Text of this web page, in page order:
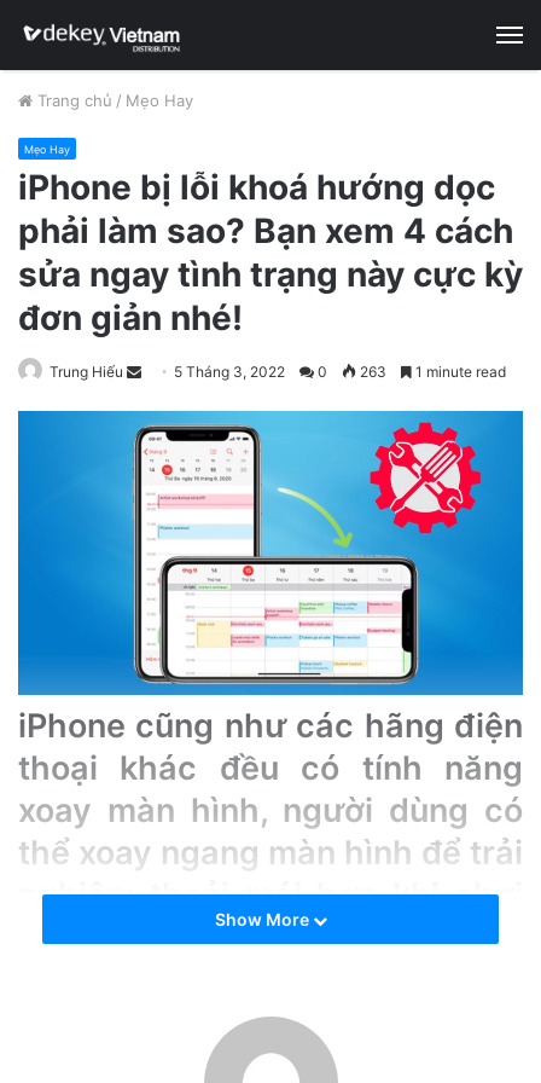
Trang chủ / Mẹo Hay
Mẹo Hay
iPhone bị lỗi khoá hướng dọc
phải làm sao? Bạn xem 4 cách
sửa ngay tình trạng này cực kỳ
đơn giản nhé!
Trung Hiếu
n
d
n
e
m
a
l
5 Tháng 3, 2022 0 263 1 minute read
iPhone cũng như các hãng điện
thoại khác đều có tính năng
xoay màn hình, người dùng có
thể xoay ngang màn hình để trải
nghiệm thoải mái hơn khi chơi
game, xem phim, xem video.
thỉnh thoảng lại gặp tình trạng
iPhone bị lỗi tính năng trên.
Show More